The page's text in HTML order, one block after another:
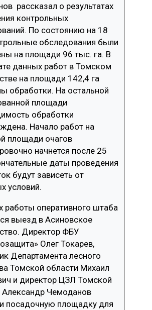
рассказал о результатах
контрольных
По состоянию на 18
обследования были
на площади 96 тыс. га. В
данных работ в Томском
на площади 142,4 га
обработки. На остальной
площади
обработки
Начало работ на
площади очагов
начнется после 25
даты проведения
будут зависеть от
условий.
работы оперативного штаба
выезд в Асиновское
Директор ФБУ
Олег Токарев,
Департамента лесного
Томской области Михаил
и директор ЦЗЛ Томской
Александр Чемоданов
посадочную площадку для